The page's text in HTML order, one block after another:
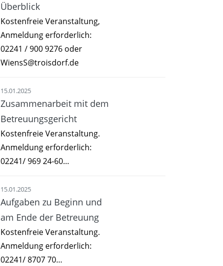
Überblick
Kostenfreie Veranstaltung,
Anmeldung erforderlich:
02241 / 900 9276 oder
WiensS@troisdorf.de
15.01.2025
Zusammenarbeit mit dem
Betreuungsgericht
Kostenfreie Veranstaltung.
Anmeldung erforderlich:
02241/ 969 24-60…
15.01.2025
Aufgaben zu Beginn und
am Ende der Betreuung
Kostenfreie Veranstaltung.
Anmeldung erforderlich:
02241/ 8707 70…